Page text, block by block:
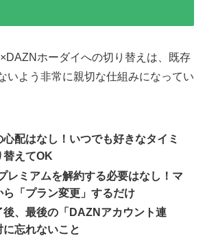
ホーダイへの切り替えは、既存
いよう非常に親切な仕組みになってい
配はなし！いつでも好きなタイミ
替えてOK
レミアムを解約する必要はなし！マ
ら「プラン変更」するだけ
後、最後の「DAZNアカウント連
忘れないこと